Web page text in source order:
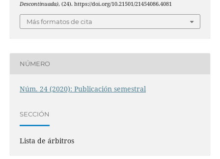
Descontinuada), (24). https://doi.org/10.21501/21454086.4081
Más formatos de cita
NÚMERO
Núm. 24 (2020): Publicación semestral
SECCIÓN
Lista de árbitros